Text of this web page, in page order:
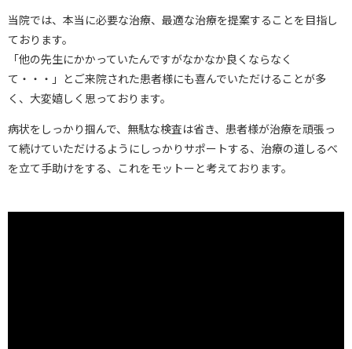
当院では、本当に必要な治療、最適な治療を提案することを目指し
ております。
「他の先生にかかっていたんですがなかなか良くならなく
て・・・」とご来院された患者様にも喜んでいただけることが多
く、大変嬉しく思っております。
病状をしっかり掴んで、無駄な検査は省き、患者様が治療を頑張っ
て続けていただけるようにしっかりサポートする、治療の道しるべ
を立て手助けをする、これをモットーと考えております。